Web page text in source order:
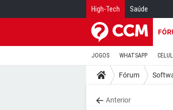
High-Tech Saúde
JOGOS WHATSAPP
Fórum
Anterior